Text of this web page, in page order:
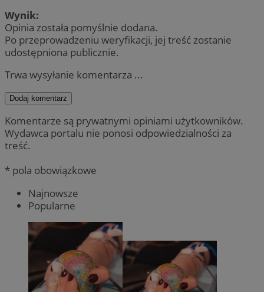
Wynik:
Opinia została pomyślnie dodana.
Po przeprowadzeniu weryfikacji, jej treść zostanie
udostępniona publicznie.
Trwa wysyłanie komentarza ...
Dodaj komentarz
Komentarze są prywatnymi opiniami użytkowników.
Wydawca portalu nie ponosi odpowiedzialności za
treść.
* pola obowiązkowe
Najnowsze
Popularne